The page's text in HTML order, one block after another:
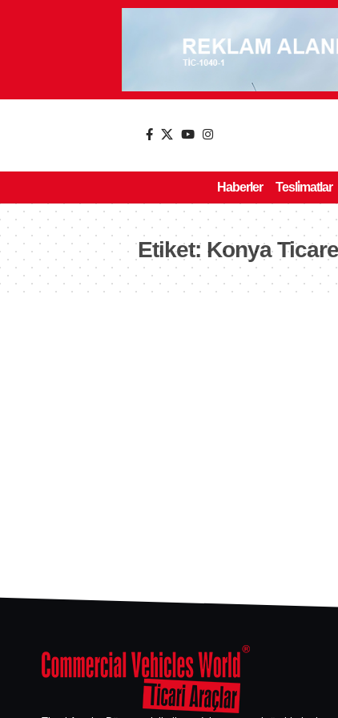
Haberler Tesli̇matlar
Etiket: Konya